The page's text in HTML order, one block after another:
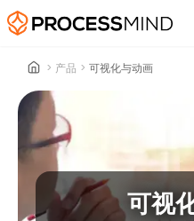
> 产品 > 可视化与动画
可视